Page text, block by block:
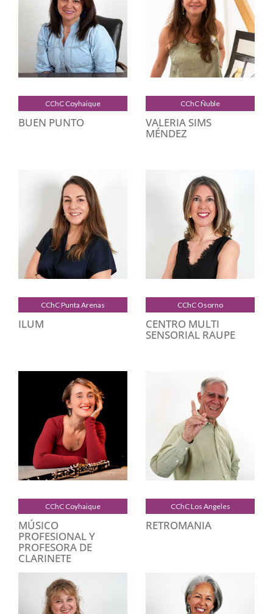
CChC Coyhaique
BUEN PUNTO
CChC Ñuble
VALERIA SIMS
MÉNDEZ
CChC Punta Arenas
ILUM
CChC Osorno
CENTRO MULTI
SENSORIAL RAUPE
CChC Coyhaique
MÚSICO
PROFESIONAL Y
PROFESORA DE
CLARINETE
CChC Los Angeles
RETROMANIA